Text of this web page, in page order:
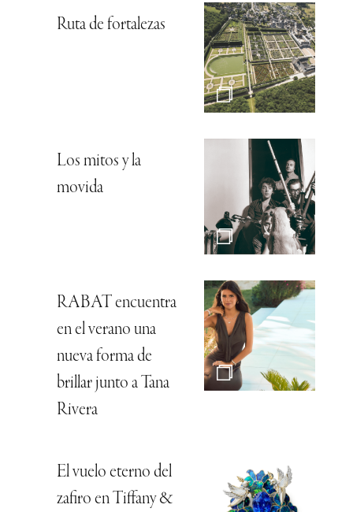
Ruta de fortalezas
Los mitos y la
movida
RABAT encuentra
en el verano una
nueva forma de
brillar junto a Tana
Rivera
El vuelo eterno del
zafiro en Tiffany &